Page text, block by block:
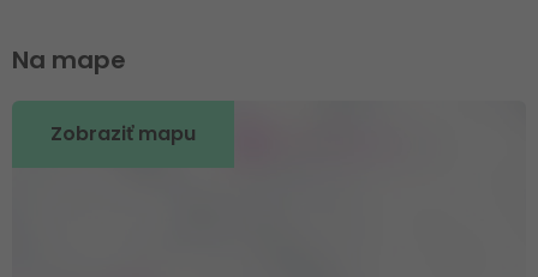
Na mape
Zobraziť mapu